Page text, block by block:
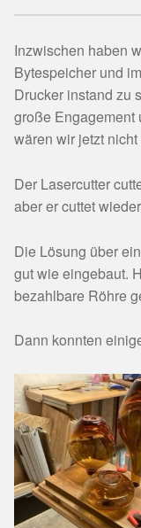
Inzwischen haben
Bytespeicher und
Drucker instand zu
große Engagement
wären wir jetzt
Der Lasercutter
aber er cuttet
Die Lösung über
gut wie eingebaut.
bezahlbare Röhre
Dann konnten